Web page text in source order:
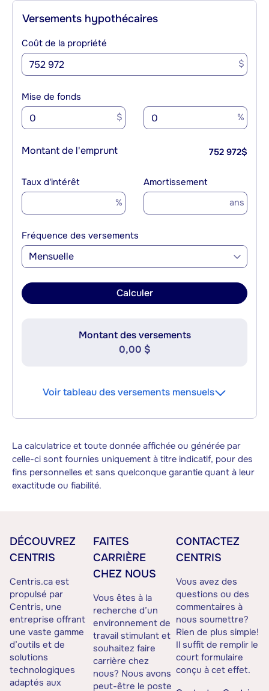
Versements hypothécaires
Coût de la propriété
$
Mise de fonds
$ %
Montant de l'emprunt 752 972$
Taux d'intérêt
%
Amortissement
ans
Fréquence des versements
Mensuelle
Calculer
Montant des versements
0,00 $
Voir tableau des versements mensuels
La calculatrice et toute donnée affichée ou générée par
celle-ci sont fournies uniquement à titre indicatif, pour des
fins personnelles et sans quelconque garantie quant à leur
exactitude ou fiabilité.
DÉCOUVREZ
CENTRIS
Centris.ca est
propulsé par
Centris, une
entreprise offrant
une vaste gamme
d’outils et de
solutions
technologiques
adaptés aux
FAITES
CARRIÈRE
CHEZ NOUS
Vous êtes à la
recherche d’un
environnement de
travail stimulant et
souhaitez faire
carrière chez
nous? Nous avons
peut-être le poste
CONTACTEZ
CENTRIS
Vous avez des
questions ou des
commentaires à
nous soumettre?
Rien de plus simple!
Il suffit de remplir le
court formulaire
conçu à cet effet.